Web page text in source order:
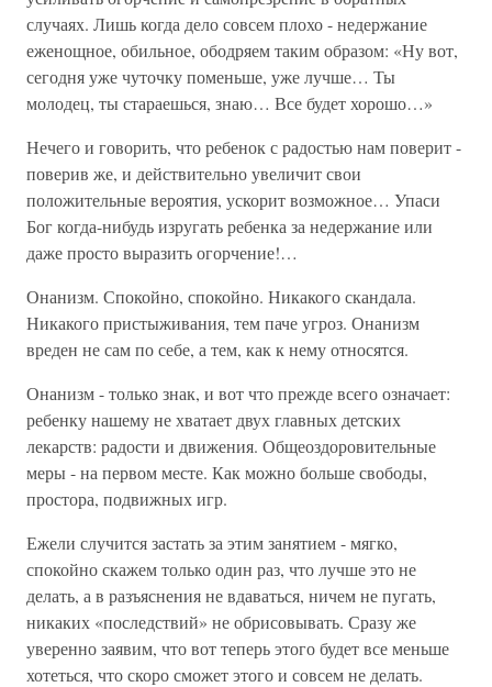
случаях. Лишь когда дело совсем плохо - недержание
еженощное, обильное, ободряем таким образом: «Ну вот,
сегодня уже чуточку поменьше, уже лучше… Ты
молодец, ты стараешься, знаю… Все будет хорошо…»
Нечего и говорить, что ребенок с радостью нам поверит -
поверив же, и действительно увеличит свои
положительные вероятия, ускорит возможное… Упаси
Бог когда-нибудь изругать ребенка за недержание или
даже просто выразить огорчение!…
Онанизм. Спокойно, спокойно. Никакого скандала.
Никакого пристыживания, тем паче угроз. Онанизм
вреден не сам по себе, а тем, как к нему относятся.
Онанизм - только знак, и вот что прежде всего означает:
ребенку нашему не хватает двух главных детских
лекарств: радости и движения. Общеоздоровительные
меры - на первом месте. Как можно больше свободы,
простора, подвижных игр.
Ежели случится застать за этим занятием - мягко,
спокойно скажем только один раз, что лучше это не
делать, а в разъяснения не вдаваться, ничем не пугать,
никаких «последствий» не обрисовывать. Сразу же
уверенно заявим, что вот теперь этого будет все меньше
хотеться, что скоро сможет этого и совсем не делать.